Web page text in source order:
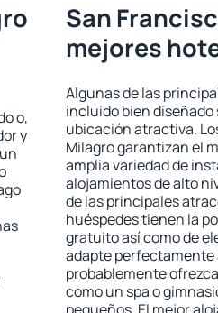
o,
y
San
mejores
Algunas de las
incluido bien diseñado
ubicación atractiva.
Milagro garantizan el
amplia variedad de
alojamientos de alto
de las principales
huéspedes tienen la
gratuito así como de
adapte perfectamente
probablemente
como un spa o